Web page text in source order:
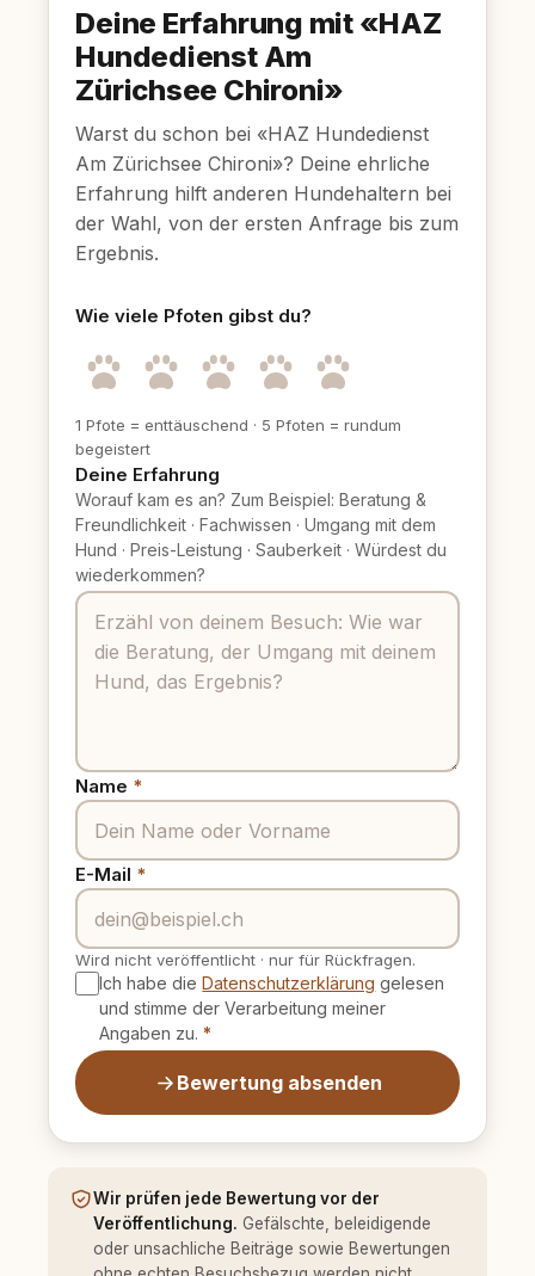
Deine Erfahrung mit «HAZ
Hundedienst Am
Zürichsee Chironi»
Warst du schon bei «HAZ Hundedienst
Am Zürichsee Chironi»? Deine ehrliche
Erfahrung hilft anderen Hundehaltern bei
der Wahl, von der ersten Anfrage bis zum
Ergebnis.
Wie viele Pfoten gibst du?
1 Pfote = enttäuschend · 5 Pfoten = rundum
begeistert
Deine Erfahrung
Worauf kam es an? Zum Beispiel: Beratung &
Freundlichkeit · Fachwissen · Umgang mit dem
Hund · Preis-Leistung · Sauberkeit · Würdest du
wiederkommen?
Name *
E-Mail *
Wird nicht veröffentlicht · nur für Rückfragen.
Ich habe dieDatenschutzerklärung gelesen
und stimme der Verarbeitung meiner
Angaben zu. *
Bewertung absenden
Wir prüfen jede Bewertung vor der
Veröffentlichung. Gefälschte, beleidigende
oder unsachliche Beiträge sowie Bewertungen